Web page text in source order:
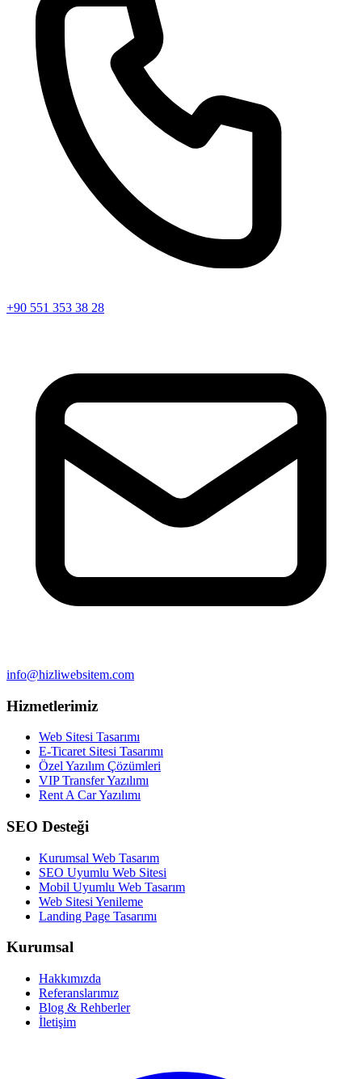
+90 551 353 38 28
info@hizliwebsitem.com
Hizmetlerimiz
Web Sitesi Tasarımı
E-Ticaret Sitesi Tasarımı
Özel Yazılım Çözümleri
VIP Transfer Yazılımı
Rent A Car Yazılımı
SEO Desteği
Kurumsal Web Tasarım
SEO Uyumlu Web Sitesi
Mobil Uyumlu Web Tasarım
Web Sitesi Yenileme
Landing Page Tasarımı
Kurumsal
Hakkımızda
Referanslarımız
Blog & Rehberler
İletişim